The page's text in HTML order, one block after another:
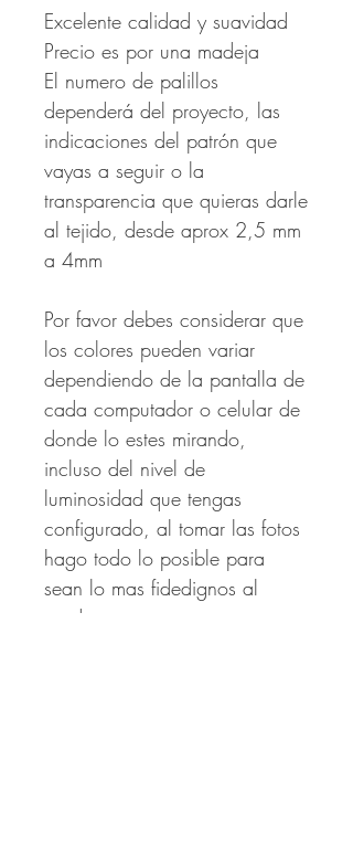
Excelente calidad y suavidad
Precio es por una madeja
El numero de palillos
dependerá del proyecto, las
indicaciones del patrón que
vayas a seguir o la
transparencia que quieras darle
al tejido, desde aprox 2,5 mm
a 4mm
Por favor debes considerar que
los colores pueden variar
dependiendo de la pantalla de
cada computador o celular de
donde lo estes mirando,
incluso del nivel de
luminosidad que tengas
configurado, al tomar las fotos
hago todo lo posible para
sean lo mas fidedignos al
producto.